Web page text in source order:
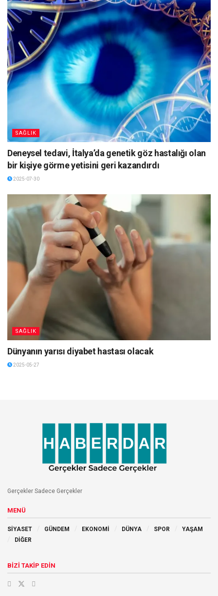
SAĞLIK
Deneysel tedavi, İtalya’da genetik göz hastalığı olan
bir kişiye görme yetisini geri kazandırdı
2025-07-30
SAĞLIK
Dünyanın yarısı diyabet hastası olacak
2025-05-27
Gerçekler Sadece Gerçekler
MENÜ
SİYASET GÜNDEM EKONOMİ DÜNYA SPOR
YAŞAM
DİĞER
BİZİ TAKİP EDİN